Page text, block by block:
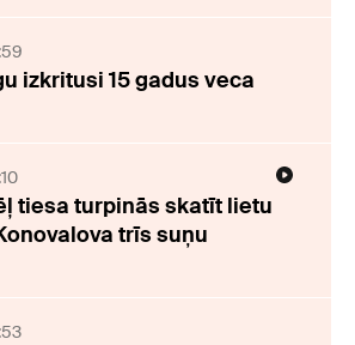
izkritusi 15 gadus veca
tiesa turpinās skatīt lietu
trīs suņu